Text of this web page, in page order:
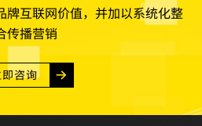
牌互联网价值，并加以系统化整
传播营销
咨询